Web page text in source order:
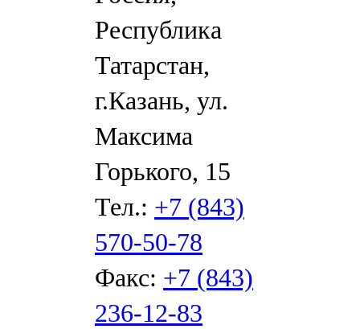
Республика
Татарстан,
г.Казань, ул.
Максима
Горького, 15
Тел.: +7 (843)
570-50-78
Факс: +7 (843)
236-12-83